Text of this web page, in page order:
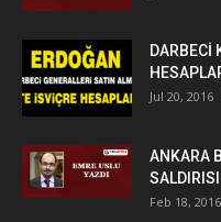
DARBECİ
Jul 20, 2016
ANKARA
SALDIRISI
Feb 18, 2016